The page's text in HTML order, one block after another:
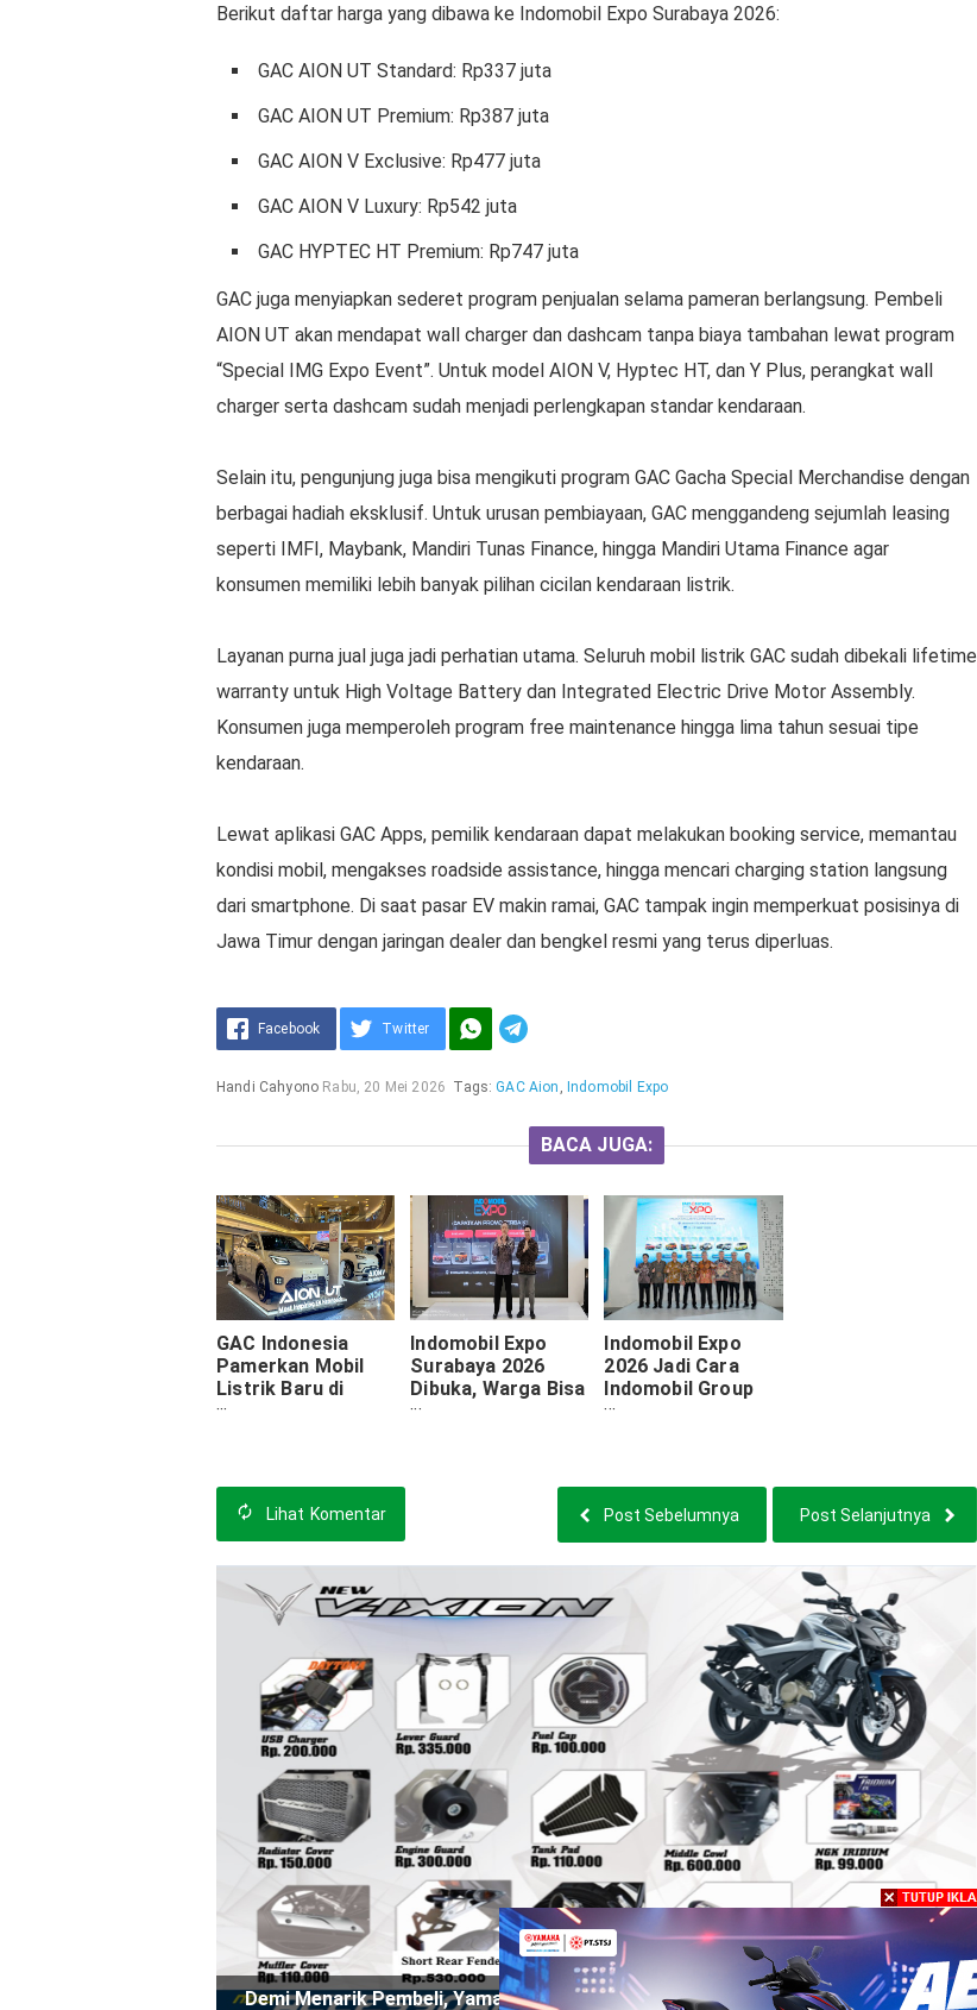
Berikut daftar harga yang dibawa ke Indomobil Expo Surabaya 2026:
GAC AION UT Standard: Rp337 juta
GAC AION UT Premium: Rp387 juta
GAC AION V Exclusive: Rp477 juta
GAC AION V Luxury: Rp542 juta
GAC HYPTEC HT Premium: Rp747 juta
GAC juga menyiapkan sederet program penjualan selama pameran berlangsung. Pembeli
AION UT akan mendapat wall charger dan dashcam tanpa biaya tambahan lewat program
“Special IMG Expo Event”. Untuk model AION V, Hyptec HT, dan Y Plus, perangkat wall
charger serta dashcam sudah menjadi perlengkapan standar kendaraan.
Selain itu, pengunjung juga bisa mengikuti program GAC Gacha Special Merchandise dengan
berbagai hadiah eksklusif. Untuk urusan pembiayaan, GAC menggandeng sejumlah leasing
seperti IMFI, Maybank, Mandiri Tunas Finance, hingga Mandiri Utama Finance agar
konsumen memiliki lebih banyak pilihan cicilan kendaraan listrik.
Layanan purna jual juga jadi perhatian utama. Seluruh mobil listrik GAC sudah dibekali lifetime
warranty untuk High Voltage Battery dan Integrated Electric Drive Motor Assembly.
Konsumen juga memperoleh program free maintenance hingga lima tahun sesuai tipe
kendaraan.
Lewat aplikasi GAC Apps, pemilik kendaraan dapat melakukan booking service, memantau
kondisi mobil, mengakses roadside assistance, hingga mencari charging station langsung
dari smartphone. Di saat pasar EV makin ramai, GAC tampak ingin memperkuat posisinya di
Jawa Timur dengan jaringan dealer dan bengkel resmi yang terus diperluas.
Facebook Twitter
Handi Cahyono Rabu, 20 Mei 2026 Tags:GAC Aion Indomobil Expo
BACA JUGA:
GAC Indonesia
Pamerkan Mobil
Listrik Baru di
Surabaya, AION UT
2026
Indomobil Expo
Surabaya 2026
Dibuka, Warga Bisa
Jajal Deretan Mobil
Indomobil Expo
2026 Jadi Cara
Indomobil Group
Untuk Dongkrak
Lihat Komentar Post Selanjutnya
Post Sebelumnya
Demi Menarik Pembeli, Yamaha Luncurkan 12 Aksesoris Original All New Vixion